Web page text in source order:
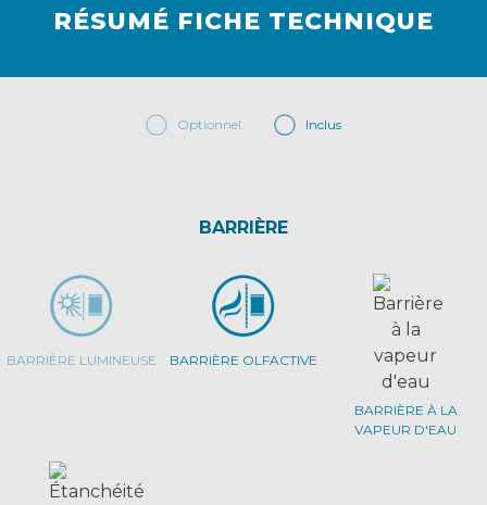
RÉSUMÉ FICHE TECHNIQUE
Optionnel Inclus
BARRIÈRE
BARRIÈRE LUMINEUSE BARRIÈRE OLFACTIVE
BARRIÈRE À LA
VAPEUR D'EAU